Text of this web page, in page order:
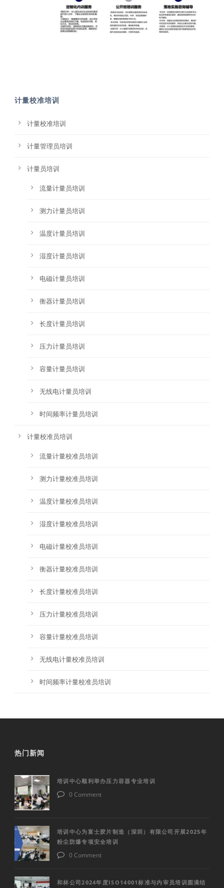
计量校准培训
计量校准培训
计量管理员培训
计量员培训
流量计量员培训
测力计量员培训
温度计量员培训
湿度计量员培训
电磁计量员培训
衡器计量员培训
长度计量员培训
压力计量员培训
容量计量员培训
无线电计量员培训
时间频率计量员培训
计量校准员培训
流量计量校准员培训
测力计量校准员培训
温度计量校准员培训
湿度计量校准员培训
电磁计量校准员培训
衡器计量校准员培训
长度计量校准员培训
压力计量校准员培训
容量计量校准员培训
无线电计量校准员培训
时间频率计量校准员培训
热门新闻
培训中心顺利举办压力容器专业培训
0 Comment
培训中心为富士胶片制造（深圳）有限公司开展2025年
粉尘防爆专项安全培训
0 Comment
和林公司2024年度ISO14001标准与内审员培训圆满结